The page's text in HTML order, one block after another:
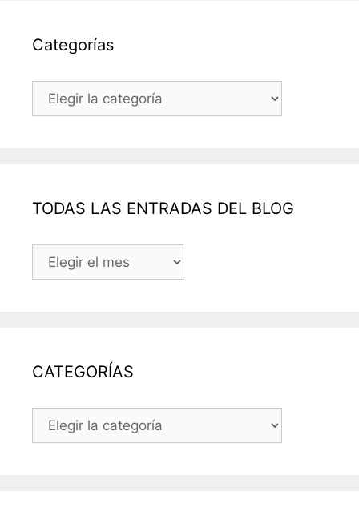
Categorías
Categorías
TODAS LAS ENTRADAS DEL BLOG
TODAS
CATEGORÍAS
CATEGORÍAS